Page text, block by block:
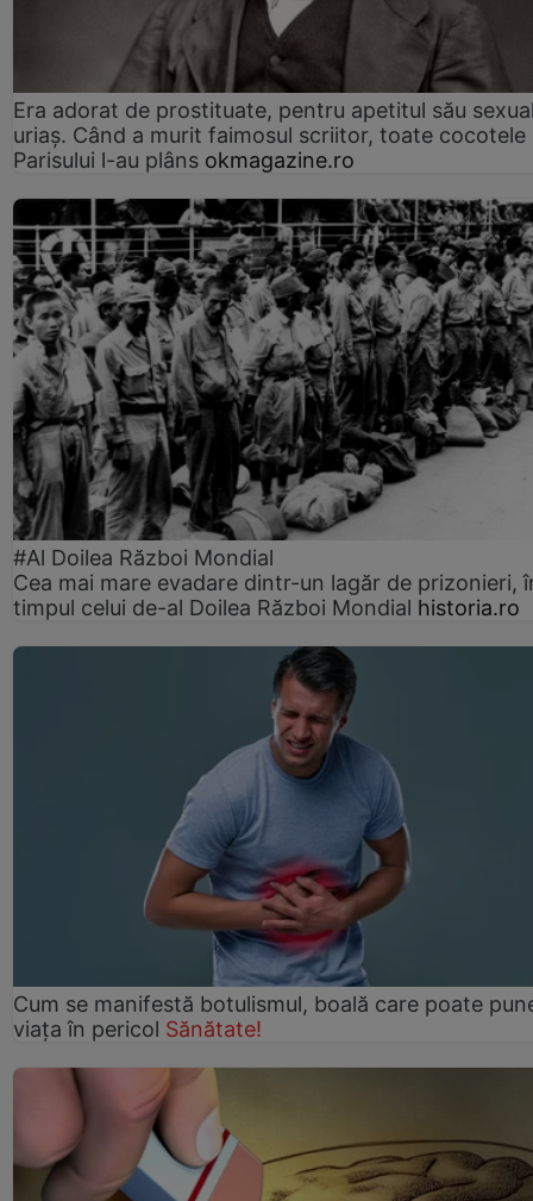
Era adorat de prostituate, pentru apetitul său
uriaș. Când a murit faimosul scriitor, toate cocotele
Parisului l-au plâns okmagazine.ro
#Al Doilea Război Mondial
Cea mai mare evadare dintr-un lagăr de prizonieri,
timpul celui de-al Doilea Război Mondial historia.ro
Cum se manifestă botulismul, boală care poate
viaţa în pericol Sănătate!